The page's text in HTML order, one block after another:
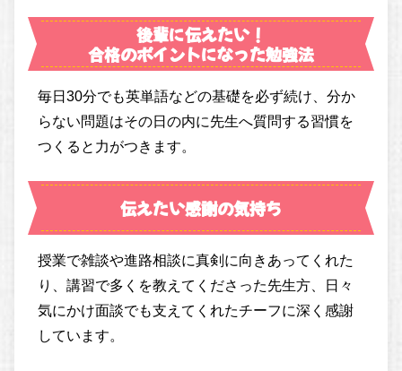
後輩に伝えたい！
合格のポイントになった勉強法
毎日30分でも英単語などの基礎を必ず続け、分か
らない問題はその日の内に先生へ質問する習慣を
つくると力がつきます。
伝えたい感謝の気持ち
授業で雑談や進路相談に真剣に向きあってくれた
り、講習で多くを教えてくださった先生方、日々
気にかけ面談でも支えてくれたチーフに深く感謝
しています。